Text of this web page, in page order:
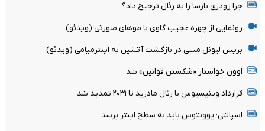
چرا رودری بارسا را به رئال ترجیح داد؟
رونمایی از چهره عجیب گاوی با موهای صورتی (ویدئو)
بریس لیونل مسی در بازگشت آتشین به اینترمیامی (ویدئو)
اوون خواستار «شکستن قوانین» شد
قرارداد وینیسیوس با رئال مادرید تا ۲۰۳۱ تمدید شد
اسپالتی: یوونتوس باید به سطح اینتر برسد